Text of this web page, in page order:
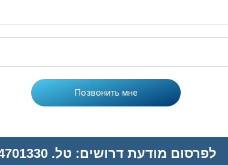
לפרסום מודעת דרושים: טל. 052-4701330